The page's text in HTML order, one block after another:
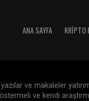
ANA SAYFA KRIPTO
ve makaleler
ve kendi